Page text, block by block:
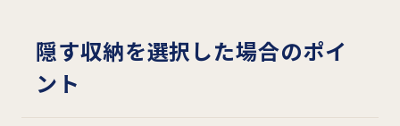
隠す収納を選択した場合のポイ
ント